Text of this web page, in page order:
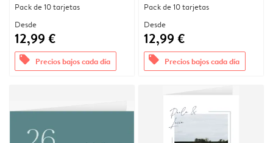
Pack de 10 tarjetas
Desde
12,99 €
offers Precios bajos cada día
Pack de 10 tarjetas
Desde
12,99 €
offers Precios bajos cada día